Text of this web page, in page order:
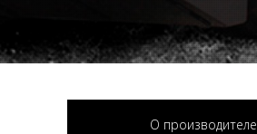
О производителе